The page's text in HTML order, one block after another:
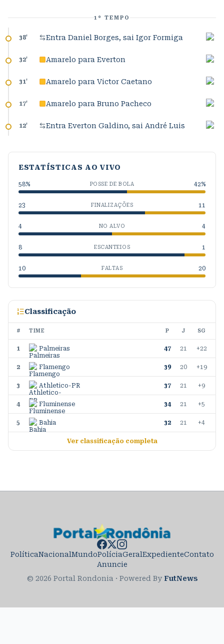
1º TEMPO
38' Entra Daniel Borges, sai Igor Formiga
32' Amarelo para Everton
31' Amarelo para Victor Caetano
17' Amarelo para Bruno Pacheco
12' Entra Everton Galdino, sai André Luis
ESTATÍSTICAS AO VIVO
58% POSSE DE BOLA 42%
23 FINALIZAÇÕES 11
4 NO ALVO 4
8 ESCANTEIOS 1
10 FALTAS 20
Classificação
# TIME P J SG
1 Palmeiras 47 21 +22
2 Flamengo 39 20 +19
3 Athletico-PR 37 21 +9
4 Fluminense 34 21 +5
5 Bahia 32 21 +4
Ver classificação completa
PolíticaNacionalMundoPolíciaGeralExpedienteContato
Anuncie
© 2026 Portal Rondonia · Powered By FutNews